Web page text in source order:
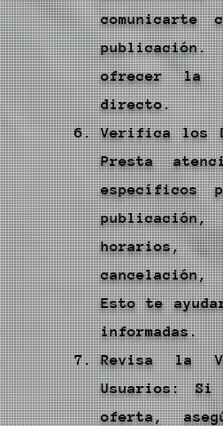
ofrecer la
directo.
Verifica los
Presta
específicos
Esto te
informadas.
Revisa la
Usuarios:
oferta,